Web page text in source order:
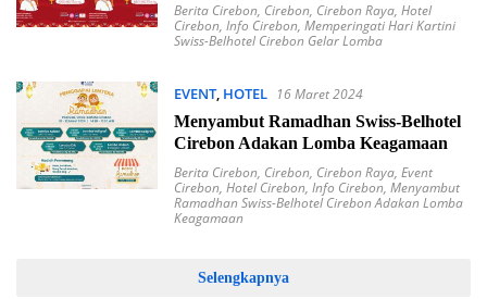
Berita Cirebon, Cirebon, Cirebon Raya, Hotel
Cirebon, Info Cirebon, Memperingati Hari Kartini
Swiss-Belhotel Cirebon Gelar Lomba
EVENT, HOTEL
16 Maret 2024
Menyambut Ramadhan Swiss-Belhotel
Cirebon Adakan Lomba Keagamaan
Berita Cirebon, Cirebon, Cirebon Raya, Event
Cirebon, Hotel Cirebon, Info Cirebon, Menyambut
Ramadhan Swiss-Belhotel Cirebon Adakan Lomba
Keagamaan
Selengkapnya